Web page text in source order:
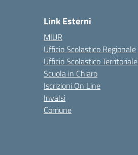
Link Esterni
MIUR
Ufficio Scolastico Regionale
Ufficio Scolastico Territoriale
Scuola in Chiaro
Iscrizioni On Line
Invalsi
Comune